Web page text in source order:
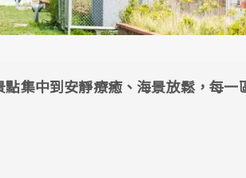
集中到安靜療癒、海景放鬆，每一